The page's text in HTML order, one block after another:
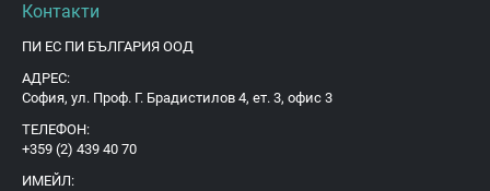
Контакти
ПИ ЕС ПИ БЪЛГАРИЯ ООД
АДРЕС:
София, ул. Проф. Г. Брадистилов 4, ет. 3, офис 3
ТЕЛЕФОН:
+359 (2) 439 40 70
ИМЕЙЛ: